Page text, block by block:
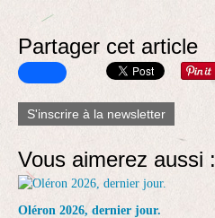
Partager cet article
S'inscrire à la newsletter
Vous aimerez aussi :
Oléron 2026, dernier jour.